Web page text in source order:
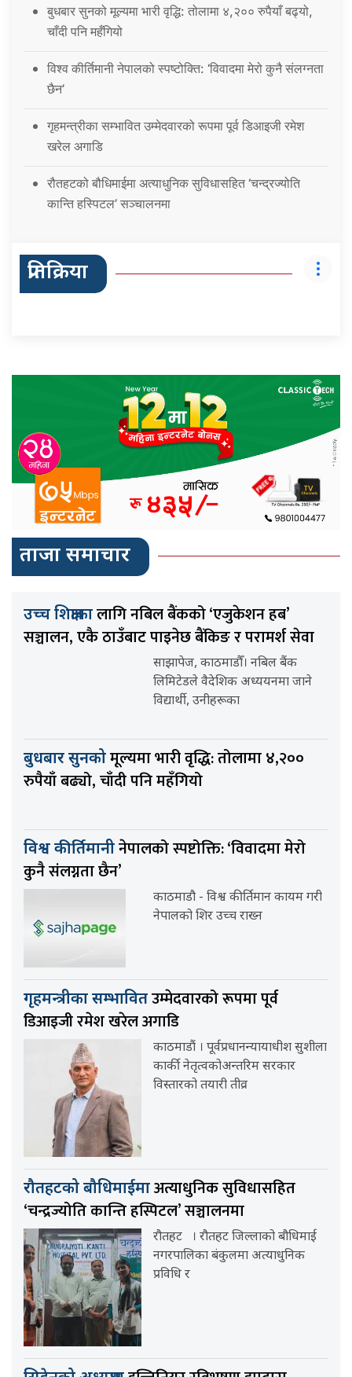
बुधबार सुनको मूल्यमा भारी वृद्धि: तोलामा ४,२०० रुपैयाँ बढ्यो,
चाँदी पनि महँगियो
विश्व कीर्तिमानी नेपालको स्पष्टोक्ति: ‘विवादमा मेरो कुनै संलग्नता
छैन’
गृहमन्त्रीका सम्भावित उम्मेदवारको रूपमा पूर्व डिआइजी रमेश
खरेल अगाडि
रौतहटको बौधिमाईमा अत्याधुनिक सुविधासहित ‘चन्द्रज्योति
कान्ति हस्पिटल’ सञ्चालनमा
प्रतिक्रिया
ताजा समाचार
उच्च शिक्षाकालागि नबिल बैंकको ‘एजुकेशन हब’
सञ्चालन, एकै ठाउँबाट पाइनेछ बैंकिङ र परामर्श सेवा
साझापेज, काठमाडौँ। नबिल बैंक
लिमिटेडले वैदेशिक अध्ययनमा जाने
विद्यार्थी, उनीहरूका
बुधबार सुनकोमूल्यमा भारी वृद्धि: तोलामा ४,२००
रुपैयाँ बढ्यो, चाँदी पनि महँगियो
विश्व कीर्तिमानीनेपालको स्पष्टोक्ति: ‘विवादमा मेरो
कुनै संलग्नता छैन’
काठमाडौ - विश्व कीर्तिमान कायम गरी
नेपालको शिर उच्च राख्न
गृहमन्त्रीका सम्भावितउम्मेदवारको रूपमा पूर्व
डिआइजी रमेश खरेल अगाडि
काठमाडौं । पूर्वप्रधानन्यायाधीश सुशीला
कार्की नेतृत्वकोअन्तरिम सरकार
विस्तारको तयारी तीव्र
रौतहटको बौधिमाईमाअत्याधुनिक सुविधासहित
‘चन्द्रज्योति कान्ति हस्पिटल’ सञ्चालनमा
रौतहट । रौतहट जिल्लाको बौधिमाई
नगरपालिका बंकुलमा अत्याधुनिक
प्रविधि र